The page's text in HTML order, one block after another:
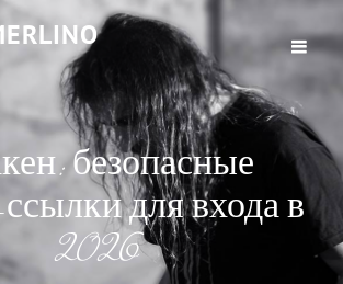
безопасные
для входа в
2026